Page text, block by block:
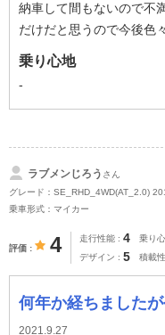
納車して間もないので不
だけだと思うので今後色
乗り心地
-
ラブメンじろう さん
グレード：SE_RHD_4WD(AT_2.0)
乗車形式：マイカー
評価 4 走行性能 4 乗り
デザイン 5 積載性
何年か経ちました
2021.9.27